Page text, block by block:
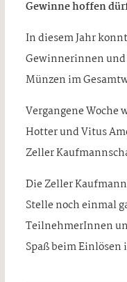
Gewinne hoffen
In diesem Jahr
Gewinnerinnen
Münzen im
Vergangene Woche
Hotter und Vitus
Zeller
Die Zeller
Stelle noch einmal
TeilnehmerInnen
Spaß beim Einlösen